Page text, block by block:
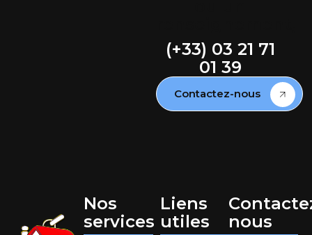
(+33) 03 21 71
01 39
Contactez-nous
Nos
services
Liens
utiles
nous